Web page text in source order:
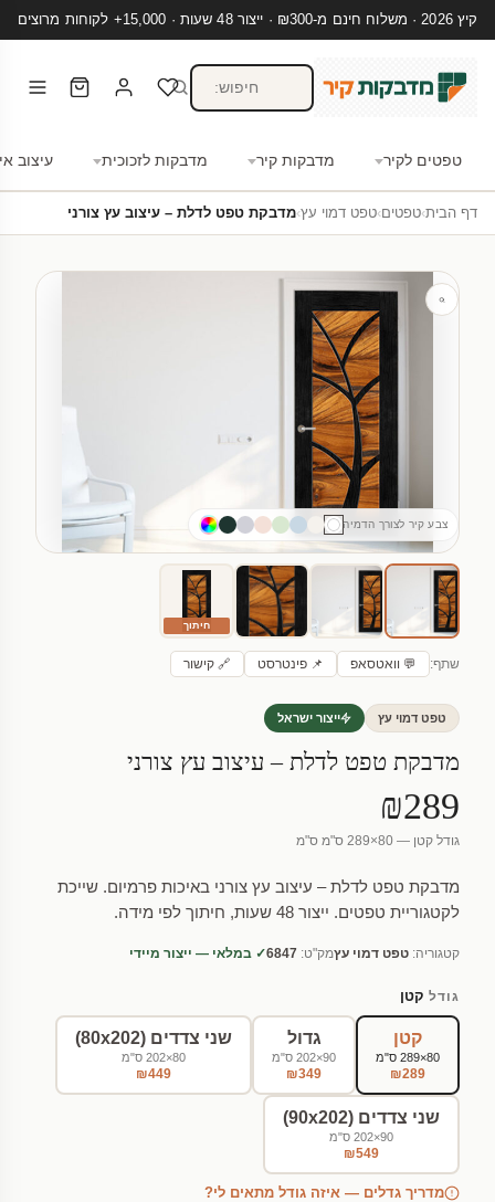
קיץ 2026 · משלוח חינם מ-₪300 · ייצור 48 שעות · 15,000+ לקוחות מרוצים
טפטים לקיר מדבקות קיר מדבקות לזכוכית עיצוב
דף הבית›טפטים›טפט דמוי עץ›מדבקת טפט לדלת – עיצוב עץ צורני
צבע קיר לצורך הדמיה
חיתוך
שתף: 💬 וואטסאפ 📌 פינטרסט 🔗 קישור
טפט דמוי עץ ייצור ישראל
מדבקת טפט לדלת – עיצוב עץ צורני
₪289
גודל קטן — 80×289 ס"מ ס"מ
מדבקת טפט לדלת – עיצוב עץ צורני באיכות פרמיום. שייכת
לקטגוריית טפטים. ייצור 48 שעות, חיתוך לפי מידה.
קטגוריה: טפט דמוי עץמק"ט: 6847✓ במלאי — ייצור מיידי
גודל קטן
קטן
80×289 ס"מ
₪289
גדול
90×202 ס"מ
₪349
שני צדדים (80x202)
80×202 ס"מ
₪449
שני צדדים (90x202)
90×202 ס"מ
₪549
מדריך גדלים — איזה גודל מתאים לי?